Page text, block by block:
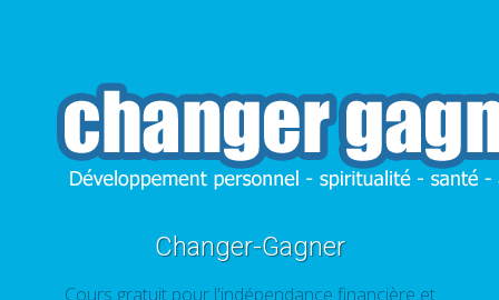
Changer-Gagner
Cours gratuit pour l'indépendance financière et